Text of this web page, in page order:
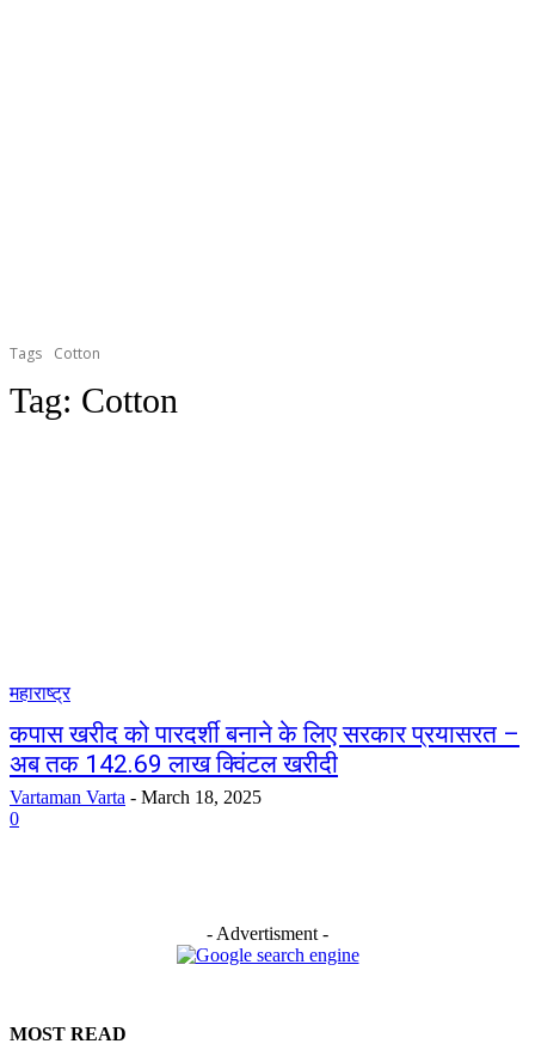
Tags Cotton
Tag: Cotton
महाराष्ट्र
कपास खरीद को पारदर्शी बनाने के लिए सरकार प्रयासरत –
अब तक 142.69 लाख क्विंटल खरीदी
Vartaman Varta - March 18, 2025
0
- Advertisment -
MOST READ